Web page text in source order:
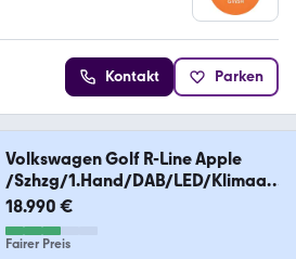
Kontakt Parken
Volkswagen Golf R-Line Apple
/Szhzg/1.Hand/DAB/LED/Klimaau
t
18.990 €
Fairer Preis